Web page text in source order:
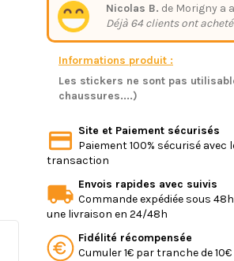
Nicolas B. de Morigny a
Déjà 64 clients ont
Informations produit :
Les stickers ne sont pas
chaussures....)
Site et Paiement sécurisés
Paiement 100% sécurisé avec
transaction
Envois rapides avec suivis
Commande expédiée sous
une livraison en 24/48h
Fidélité récompensée
Cumuler 1€ par tranche de 10€